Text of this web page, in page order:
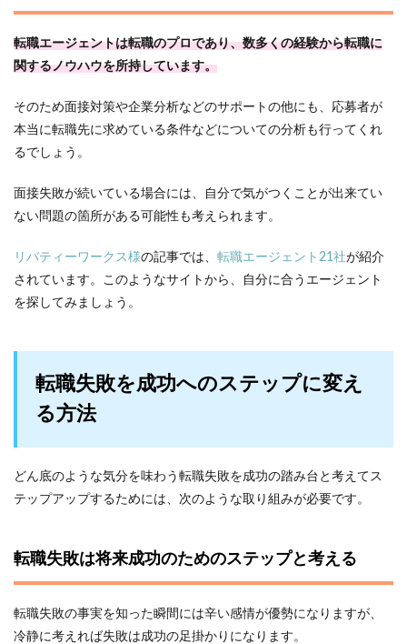
転職エージェントは転職のプロであり、数多くの経験から転職に
関するノウハウを所持しています。
そのため面接対策や企業分析などのサポートの他にも、応募者が
本当に転職先に求めている条件などについての分析も行ってくれ
るでしょう。
面接失敗が続いている場合には、自分で気がつくことが出来てい
ない問題の箇所がある可能性も考えられます。
リバティーワークス様の記事では、 転職エージェント21社が紹介
されています。このようなサイトから、自分に合うエージェント
を探してみましょう。
転職失敗を成功へのステップに変え
る方法
どん底のような気分を味わう転職失敗を成功の踏み台と考えてス
テップアップするためには、次のような取り組みが必要です。
転職失敗は将来成功のためのステップと考える
転職失敗の事実を知った瞬間には辛い感情が優勢になりますが、
冷静に考えれば失敗は成功の足掛かりになります。